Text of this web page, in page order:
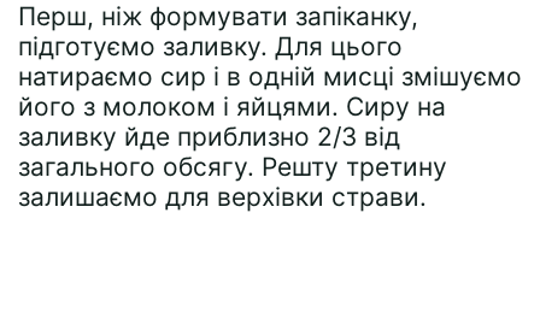
Перш, ніж формувати запіканку,
підготуємо заливку. Для цього
натираємо сир і в одній мисці змішуємо
його з молоком і яйцями. Сиру на
заливку йде приблизно 2/3 від
загального обсягу. Решту третину
залишаємо для верхівки страви.